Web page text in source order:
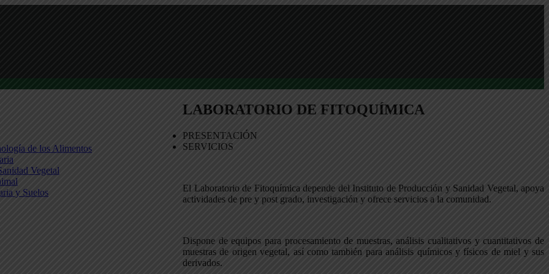
de los Alimentos
Vegetal
y Suelos
LABORATORIO DE FITOQUÍMICA
PRESENTACIÓN
SERVICIOS
El Laboratorio de Fitoquímica depende del Instituto de Producción y Sanidad Vegetal, apoya
actividades de pre y post grado, investigación y ofrece servicios a la comunidad.
Dispone de equipos para procesamiento de muestras, análisis cualitativos y cuantitativos de
muestras de origen vegetal, así como también para análisis químicos y físicos de miel y sus
derivados.